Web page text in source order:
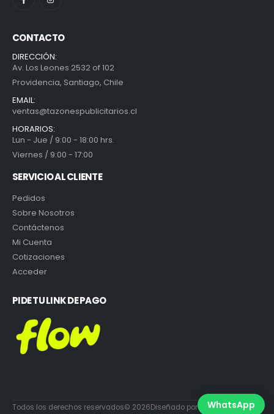
CONTACTO
DIRECCIÓN:
Av. Los Leones 2532 of 102
Providencia, Santiago, Chile
EMAIL:
ventas@tazonespublicitarios.cl
HORARIOS:
Lun - Jue / 9:00 - 18:00 hrs.
Viernes / 9:00 - 17:00
SERVICIO AL CLIENTE
Pedidos
Sobre Nosotros
Contáctenos
Mi Cuenta
Cotizaciones
Acceder
PIDE TU LINK DE PAGO
Todos los derechos reservados© 2026Diseñado por DiabloEstudio.cl
WhatsApp